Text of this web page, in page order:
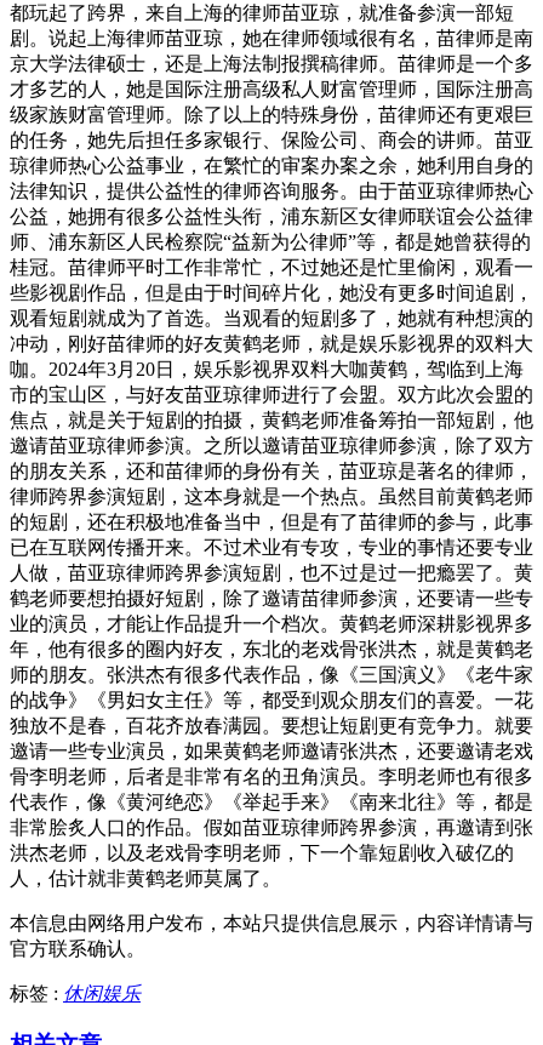
都玩起了跨界，来自上海的律师苗亚琼，就准备参演一部短
剧。说起上海律师苗亚琼，她在律师领域很有名，苗律师是南
京大学法律硕士，还是上海法制报撰稿律师。苗律师是一个多
才多艺的人，她是国际注册高级私人财富管理师，国际注册高
级家族财富管理师。除了以上的特殊身份，苗律师还有更艰巨
的任务，她先后担任多家银行、保险公司、商会的讲师。苗亚
琼律师热心公益事业，在繁忙的审案办案之余，她利用自身的
法律知识，提供公益性的律师咨询服务。由于苗亚琼律师热心
公益，她拥有很多公益性头衔，浦东新区女律师联谊会公益律
师、浦东新区人民检察院“益新为公律师”等，都是她曾获得的
桂冠。苗律师平时工作非常忙，不过她还是忙里偷闲，观看一
些影视剧作品，但是由于时间碎片化，她没有更多时间追剧，
观看短剧就成为了首选。当观看的短剧多了，她就有种想演的
冲动，刚好苗律师的好友黄鹤老师，就是娱乐影视界的双料大
咖。2024年3月20日，娱乐影视界双料大咖黄鹤，驾临到上海
市的宝山区，与好友苗亚琼律师进行了会盟。双方此次会盟的
焦点，就是关于短剧的拍摄，黄鹤老师准备筹拍一部短剧，他
邀请苗亚琼律师参演。之所以邀请苗亚琼律师参演，除了双方
的朋友关系，还和苗律师的身份有关，苗亚琼是著名的律师，
律师跨界参演短剧，这本身就是一个热点。虽然目前黄鹤老师
的短剧，还在积极地准备当中，但是有了苗律师的参与，此事
已在互联网传播开来。不过术业有专攻，专业的事情还要专业
人做，苗亚琼律师跨界参演短剧，也不过是过一把瘾罢了。黄
鹤老师要想拍摄好短剧，除了邀请苗律师参演，还要请一些专
业的演员，才能让作品提升一个档次。黄鹤老师深耕影视界多
年，他有很多的圈内好友，东北的老戏骨张洪杰，就是黄鹤老
师的朋友。张洪杰有很多代表作品，像《三国演义》《老牛家
的战争》《男妇女主任》等，都受到观众朋友们的喜爱。一花
独放不是春，百花齐放春满园。要想让短剧更有竞争力。就要
邀请一些专业演员，如果黄鹤老师邀请张洪杰，还要邀请老戏
骨李明老师，后者是非常有名的丑角演员。李明老师也有很多
代表作，像《黄河绝恋》《举起手来》《南来北往》等，都是
非常脍炙人口的作品。假如苗亚琼律师跨界参演，再邀请到张
洪杰老师，以及老戏骨李明老师，下一个靠短剧收入破亿的
人，估计就非黄鹤老师莫属了。
本信息由网络用户发布， 本站只提供信息展示，内容详情请与
官方联系确认。
标签 : 休闲娱乐